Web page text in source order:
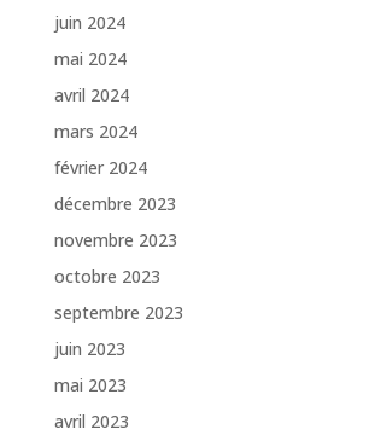
juin 2024
mai 2024
avril 2024
mars 2024
février 2024
décembre 2023
novembre 2023
octobre 2023
septembre 2023
juin 2023
mai 2023
avril 2023